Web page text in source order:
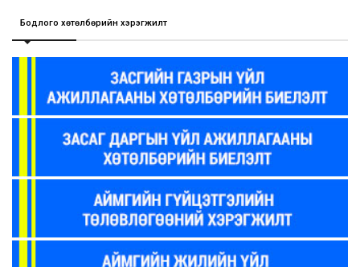
Бодлого хөтөлбөрийн хэрэгжилт